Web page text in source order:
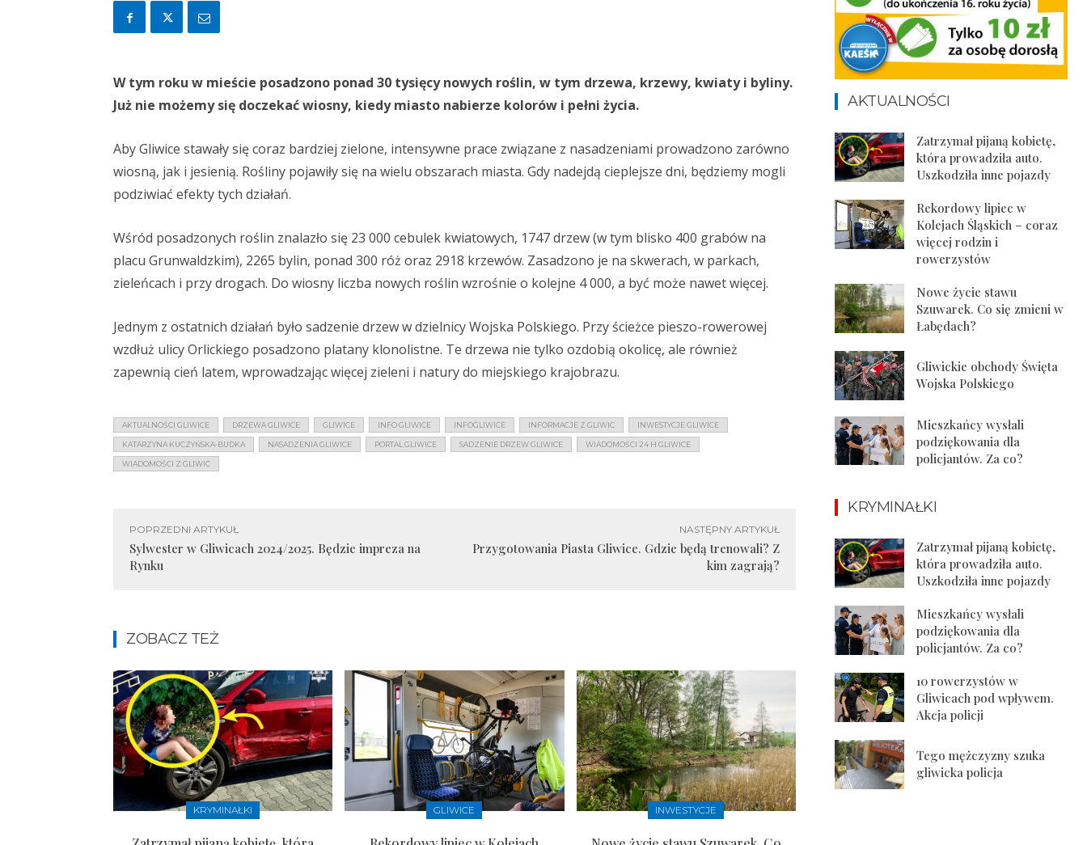
W tym roku w mieście posadzono ponad 30 tysięcy nowych roślin, w tym drzewa, krzewy, kwiaty i byliny.
Już nie możemy się doczekać wiosny, kiedy miasto nabierze kolorów i pełni życia.
Aby Gliwice stawały się coraz bardziej zielone, intensywne prace związane z nasadzeniami prowadzono zarówno
wiosną, jak i jesienią. Rośliny pojawiły się na wielu obszarach miasta. Gdy nadejdą cieplejsze dni, będziemy mogli
podziwiać efekty tych działań.
Wśród posadzonych roślin znalazło się 23 000 cebulek kwiatowych, 1747 drzew (w tym blisko 400 grabów na
placu Grunwaldzkim), 2265 bylin, ponad 300 róż oraz 2918 krzewów. Zasadzono je na skwerach, w parkach,
zieleńcach i przy drogach. Do wiosny liczba nowych roślin wzrośnie o kolejne 4 000, a być może nawet więcej.
Jednym z ostatnich działań było sadzenie drzew w dzielnicy Wojska Polskiego. Przy ścieżce pieszo-rowerowej
wzdłuż ulicy Orlickiego posadzono platany klonolistne. Te drzewa nie tylko ozdobią okolicę, ale również
zapewnią cień latem, wprowadzając więcej zieleni i natury do miejskiego krajobrazu.
AKTUALNOŚCI GLIWICE DRZEWA GLIWICE GLIWICE INFO GLIWICE INFOGLIWICE INFORMACJE Z GLIWIC INWESTYCJE GLIWICE
KATARZYNA KUCZYŃSKA-BUDKA NASADZENIA GLIWICE PORTAL GLIWICE SADZENIE DRZEW GLIWICE WIADOMOŚCI 24 H GLIWICE
WIADOMOŚCI Z GLIWIC
POPRZEDNI ARTYKUŁ
Sylwester w Gliwicach 2024/2025. Będzie impreza na
Rynku
NASTĘPNY ARTYKUŁ
Przygotowania Piasta Gliwice. Gdzie będą trenowali? Z
kim zagrają?
ZOBACZ TEŻ
KRYMINAŁKI GLIWICE INWESTYCJE
AKTUALNOŚCI
Zatrzymał pijaną kobietę,
która prowadziła auto.
Uszkodziła inne pojazdy
Rekordowy lipiec w
Kolejach Śląskich – coraz
więcej rodzin i
rowerzystów
Nowe życie stawu
Szuwarek. Co się zmieni w
Łabędach?
Gliwickie obchody Święta
Wojska Polskiego
Mieszkańcy wysłali
podziękowania dla
policjantów. Za co?
KRYMINAŁKI
Zatrzymał pijaną kobietę,
która prowadziła auto.
Uszkodziła inne pojazdy
Mieszkańcy wysłali
podziękowania dla
policjantów. Za co?
10 rowerzystów w
Gliwicach pod wpływem.
Akcja policji
Tego mężczyzny szuka
gliwicka policja